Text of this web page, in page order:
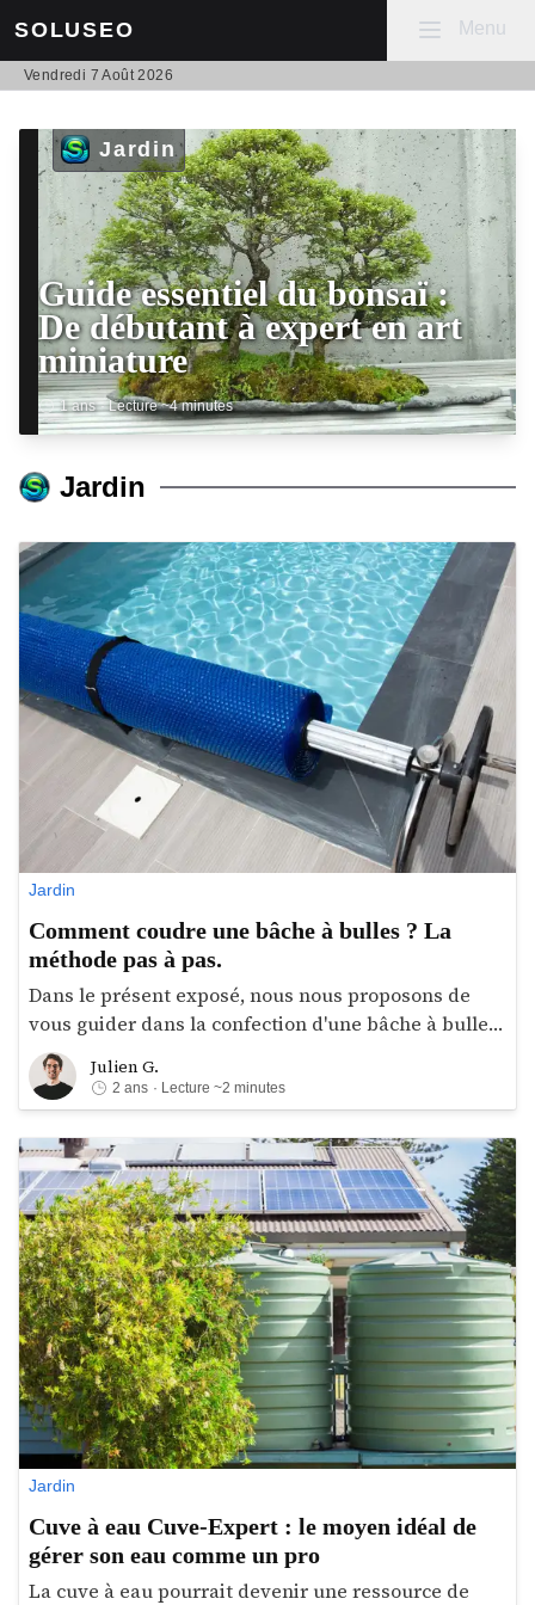
SOLUSEO Mobile menu
Menu
Vendredi 7 Août 2026
Jardin
Guide essentiel du bonsaï :
De débutant à expert en art
miniature
1 ans · Lecture ~4 minutes
Jardin
Jardin
Comment coudre une bâche à bulles ? La
méthode pas à pas.
Dans le présent exposé, nous nous proposons de
vous guider dans la confection d'une bâche à bulle.
Nous vous livrerons notre jugement sur les
méthodes et les conseils les plus efficaces pour un
rendu parfait. Ainsi, allons droit au but et explorons
ensemble les phases cruciales pour mener à bien
votre plan de couture de bâche.
Julien G.Julien G.
2 ans · Lecture ~2 minutes
Jardin
Cuve à eau Cuve-Expert : le moyen idéal de
gérer son eau comme un pro
La cuve à eau pourrait devenir une ressource de